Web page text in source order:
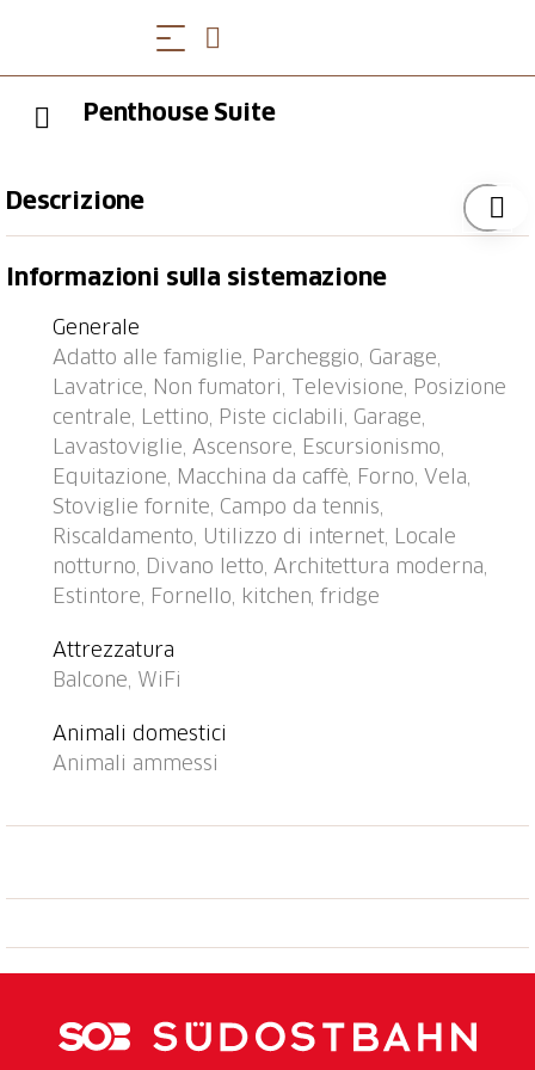
Penthouse Suite
Descrizione
Nella località, a 200 m dal centro di Ascona, posizione
800 m dalla spiaggia. Nella casa: ascensore,
riscaldamento centralizzato, lavatrice, asciugatrice (in
comune, extra). Accesso fino alla casa. Autorimessa
(extra), garage pubblico a 550 m, parcheggio
pubblico 300 m extra. Negozio 850 m, negozio
alimentare 200 m, supermercato 220 m, shopping
center 1.2 km, ristorante 150 m, panetteria 230 m,
cafe 200 m, zona pedonale 850 m, 15 minuti a piedi
dal centro, fermata bus "Ascona le scuole" 160 m,
stazione ferroviaria "SBB-CFF Locarno-Muralto" 4.3
km, spiaggia sabbiosa "Bagno Pubblico Ascona" 800
m, lago balneabile "Lago Maggiore" 700 m, lago Lago
Maggiore 600 m. Campo da golf (18 buche) 850 m,
tennis 400 m, mini golf 350 m. Attrazioni nelle
vicinanze: Isola di Brissago, Mercato Luino, IT,
Vallemaggia, Centovalli, Valle Verzasca,Valle
Informazioni sulla sistemazione
Generale
Adatto alle famiglie, Parcheggio, Garage,
Lavatrice, Non fumatori, Televisione, Posizione
centrale, Lettino, Piste ciclabili, Garage,
Lavastoviglie, Ascensore, Escursionismo,
Equitazione, Macchina da caffè, Forno, Vela,
Stoviglie fornite, Campo da tennis,
Riscaldamento, Utilizzo di internet, Locale
notturno, Divano letto, Architettura moderna,
Estintore, Fornello, kitchen, fridge
Attrezzatura
Balcone, WiFi
Animali domestici
Animali ammessi